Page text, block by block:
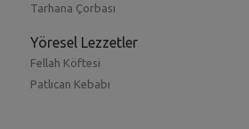
Tarhana Çorbası
Yöresel Lezzetler
Fellah Köftesi
Patlıcan Kebabı